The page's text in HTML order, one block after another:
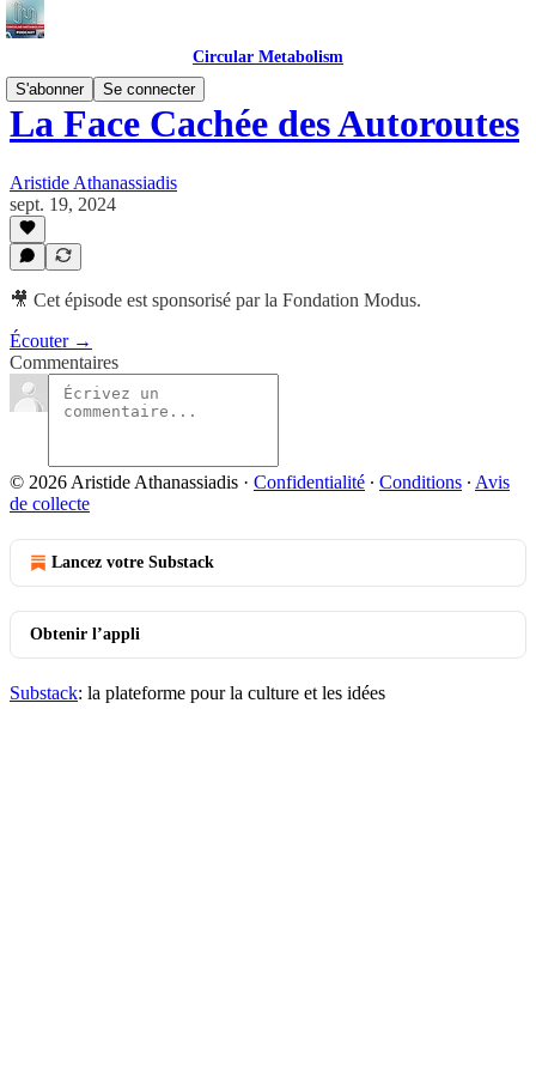
Circular Metabolism
S'abonner
Se connecter
La Face Cachée des Autoroutes
Aristide Athanassiadis
sept. 19, 2024
🎥 Cet épisode est sponsorisé par la Fondation Modus.
Écouter →
Commentaires
© 2026 Aristide Athanassiadis · Confidentialité ∙ Conditions ∙ Avis
de collecte
Lancez votre Substack
Obtenir l’appli
Substack: la plateforme pour la culture et les idées